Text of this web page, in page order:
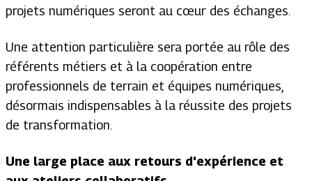
projets numériques seront au cœur des échanges.
Une attention particulière sera portée au rôle des
référents métiers et à la coopération entre
professionnels de terrain et équipes numériques,
désormais indispensables à la réussite des projets
de transformation.
Une large place aux retours d'expérience et